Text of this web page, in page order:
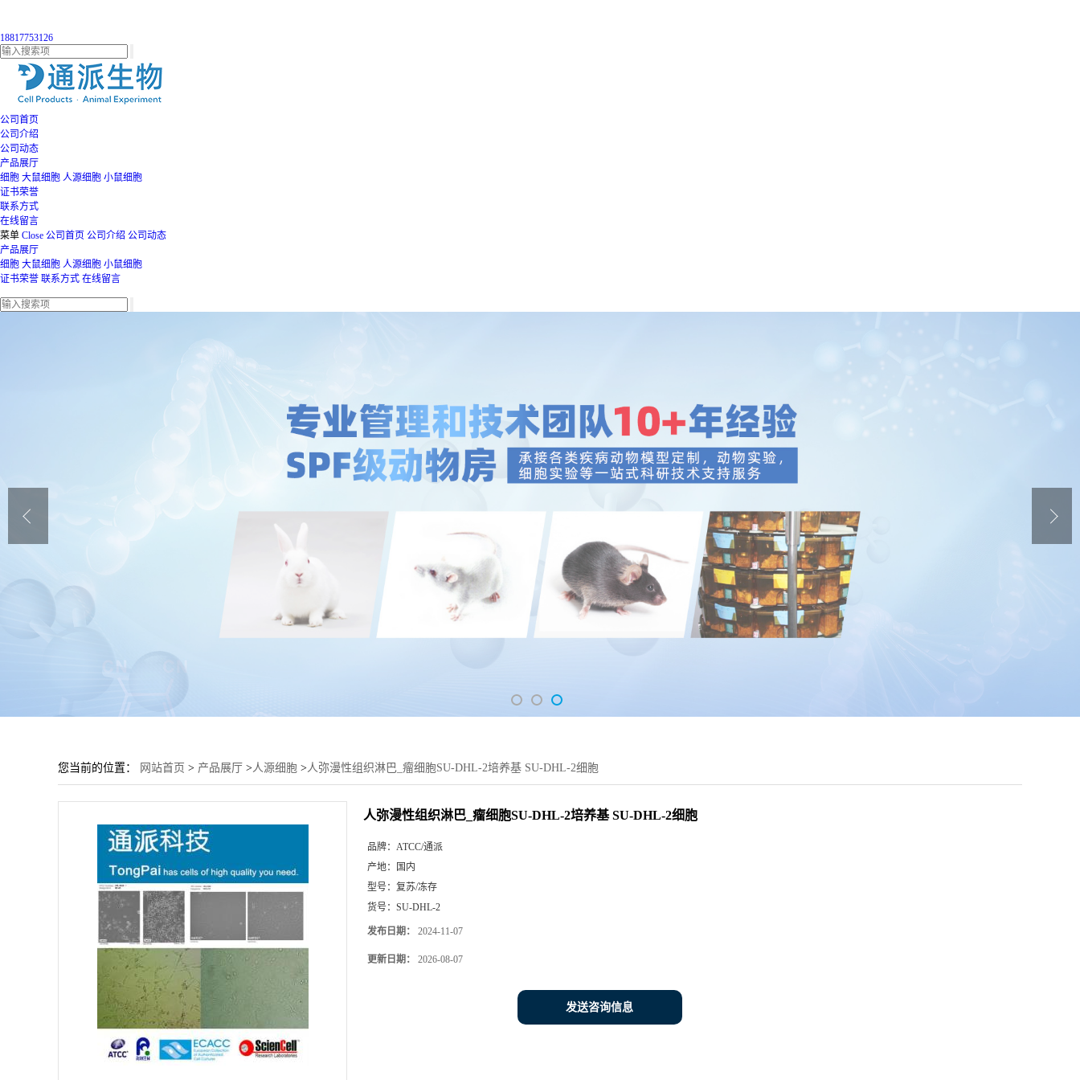
18817753126
公司首页
公司介绍
公司动态
产品展厅
细胞 大鼠细胞 人源细胞 小鼠细胞
证书荣誉
联系方式
在线留言
菜单 Close 公司首页 公司介绍 公司动态
产品展厅
细胞 大鼠细胞 人源细胞 小鼠细胞
证书荣誉 联系方式 在线留言
您当前的位置： 网站首页 > 产品展厅 >人源细胞 >人弥漫性组织淋巴_瘤细胞SU-DHL-2培养基 SU-DHL-2细胞
人弥漫性组织淋巴_瘤细胞SU-DHL-2培养基 SU-DHL-2细胞
品牌： ATCC/通派
产地：
国内
型号： 复苏/冻存
货号： SU-DHL-2
发布日期： 2024-11-07
更新日期： 2026-08-07
发送咨询信息